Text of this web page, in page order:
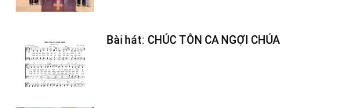
Bài hát: CHÚC TÔN CA NGỢI CHÚA